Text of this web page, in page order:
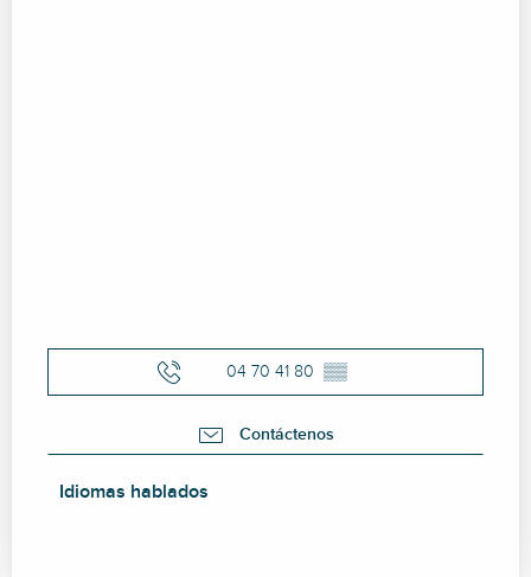
04 70 41 80 ▒▒
Contáctenos
Idiomas hablados
Idiomas hablados